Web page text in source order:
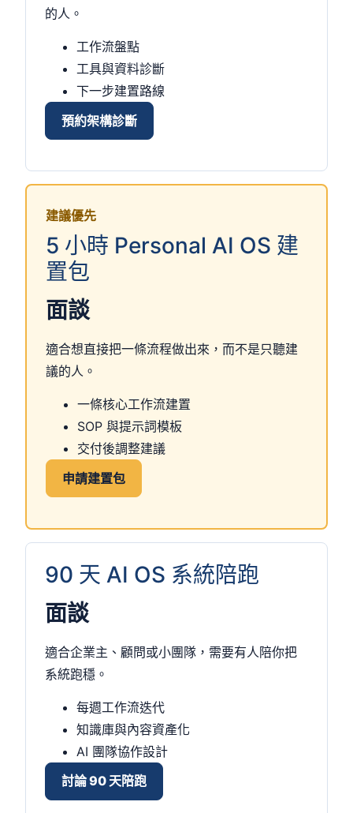
的人。
工作流盤點
工具與資料診斷
下一步建置路線
預約架構診斷
建議優先
5 小時 Personal AI OS 建
置包
面談
適合想直接把一條流程做出來，而不是只聽建
議的人。
一條核心工作流建置
SOP 與提示詞模板
交付後調整建議
申請建置包
90 天 AI OS 系統陪跑
面談
適合企業主、顧問或小團隊，需要有人陪你把
系統跑穩。
每週工作流迭代
知識庫與內容資產化
AI 團隊協作設計
討論 90 天陪跑